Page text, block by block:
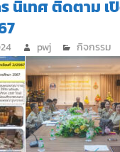
จาร
ย์
นิเทศ ติดตาม เ
pwj กิจกรรม